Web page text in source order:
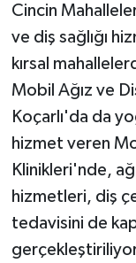
Cincin
ve diş sağlığı
kırsal
Mobil Ağız ve
Koçarlı'da da
hizmet veren
Klinikleri'nde,
hizmetleri, diş
tedavisini de